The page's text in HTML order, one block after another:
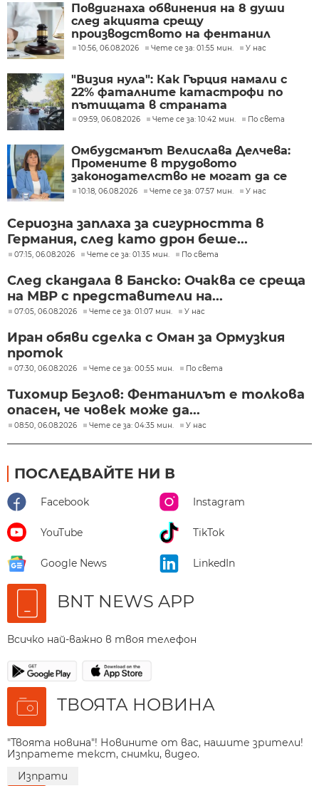
Повдигнаха обвинения на 8 души
след акцията срещу
производството на фентанил
10:56, 06.08.2026 Чете се за: 01:55 мин. У нас
"Визия нула": Как Гърция намали с
22% фаталните катастрофи по
пътищата в страната
09:59, 06.08.2026 Чете се за: 10:42 мин. По света
Омбудсманът Велислава Делчева:
Промените в трудовото
законодателство не могат да се
правят през бюджета
10:18, 06.08.2026 Чете се за: 07:57 мин. У нас
Сериозна заплаха за сигурността в
Германия, след като дрон беше...
07:15, 06.08.2026 Чете се за: 01:35 мин. По света
След скандала в Банско: Очаква се среща
на МВР с представители на...
07:05, 06.08.2026 Чете се за: 01:07 мин. У нас
Иран обяви сделка с Оман за Ормузкия
проток
07:30, 06.08.2026 Чете се за: 00:55 мин. По света
Тихомир Безлов: Фентанилът е толкова
опасен, че човек може да...
08:50, 06.08.2026 Чете се за: 04:35 мин. У нас
ПОСЛЕДВАЙТЕ НИ В
Facebook Instagram
YouTube TikTok
Google News LinkedIn
BNT NEWS APP
Всичко най-важно в твоя телефон
ТВОЯТА НОВИНА
"Твоята новина"! Новините от вас, нашите зрители!
Изпратете текст, снимки, видео.
Изпрати